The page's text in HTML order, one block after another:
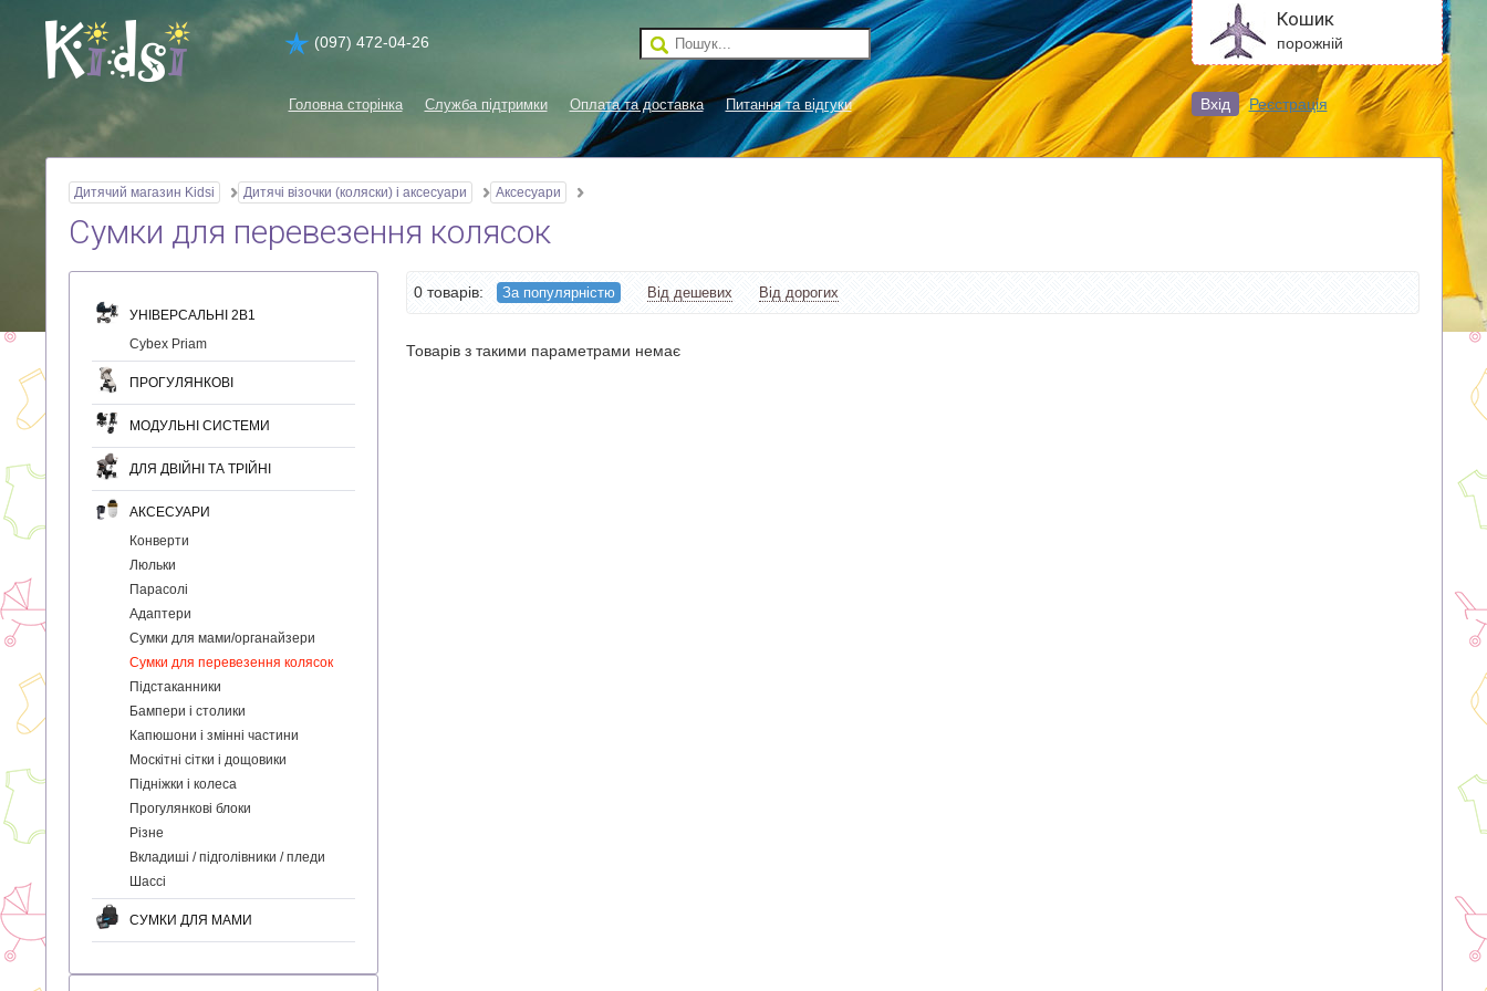
(097) 472-04-26
Кошик
порожній
Головна сторінка Служба підтримки Оплата та доставка Питання та відгуки Вхід Реєстрація
Дитячий магазин Kidsi Дитячі візочки (коляски) і аксесуари Аксесуари
Сумки для перевезення колясок
УНІВЕРСАЛЬНІ 2В1
Cybex Priam
ПРОГУЛЯНКОВІ
МОДУЛЬНІ СИСТЕМИ
ДЛЯ ДВІЙНІ ТА ТРІЙНІ
АКСЕСУАРИ
Конверти
Люльки
Парасолі
Адаптери
Сумки для мами/органайзери
Сумки для перевезення колясок
Підстаканники
Бампери і столики
Капюшони і змінні частини
Москітні сітки і дощовики
Підніжки і колеса
Прогулянкові блоки
Різне
Вкладиші / підголівники / пледи
Шассі
СУМКИ ДЛЯ МАМИ
0 товарів: За популярністю Від дешевих Від дорогих
Товарів з такими параметрами немає